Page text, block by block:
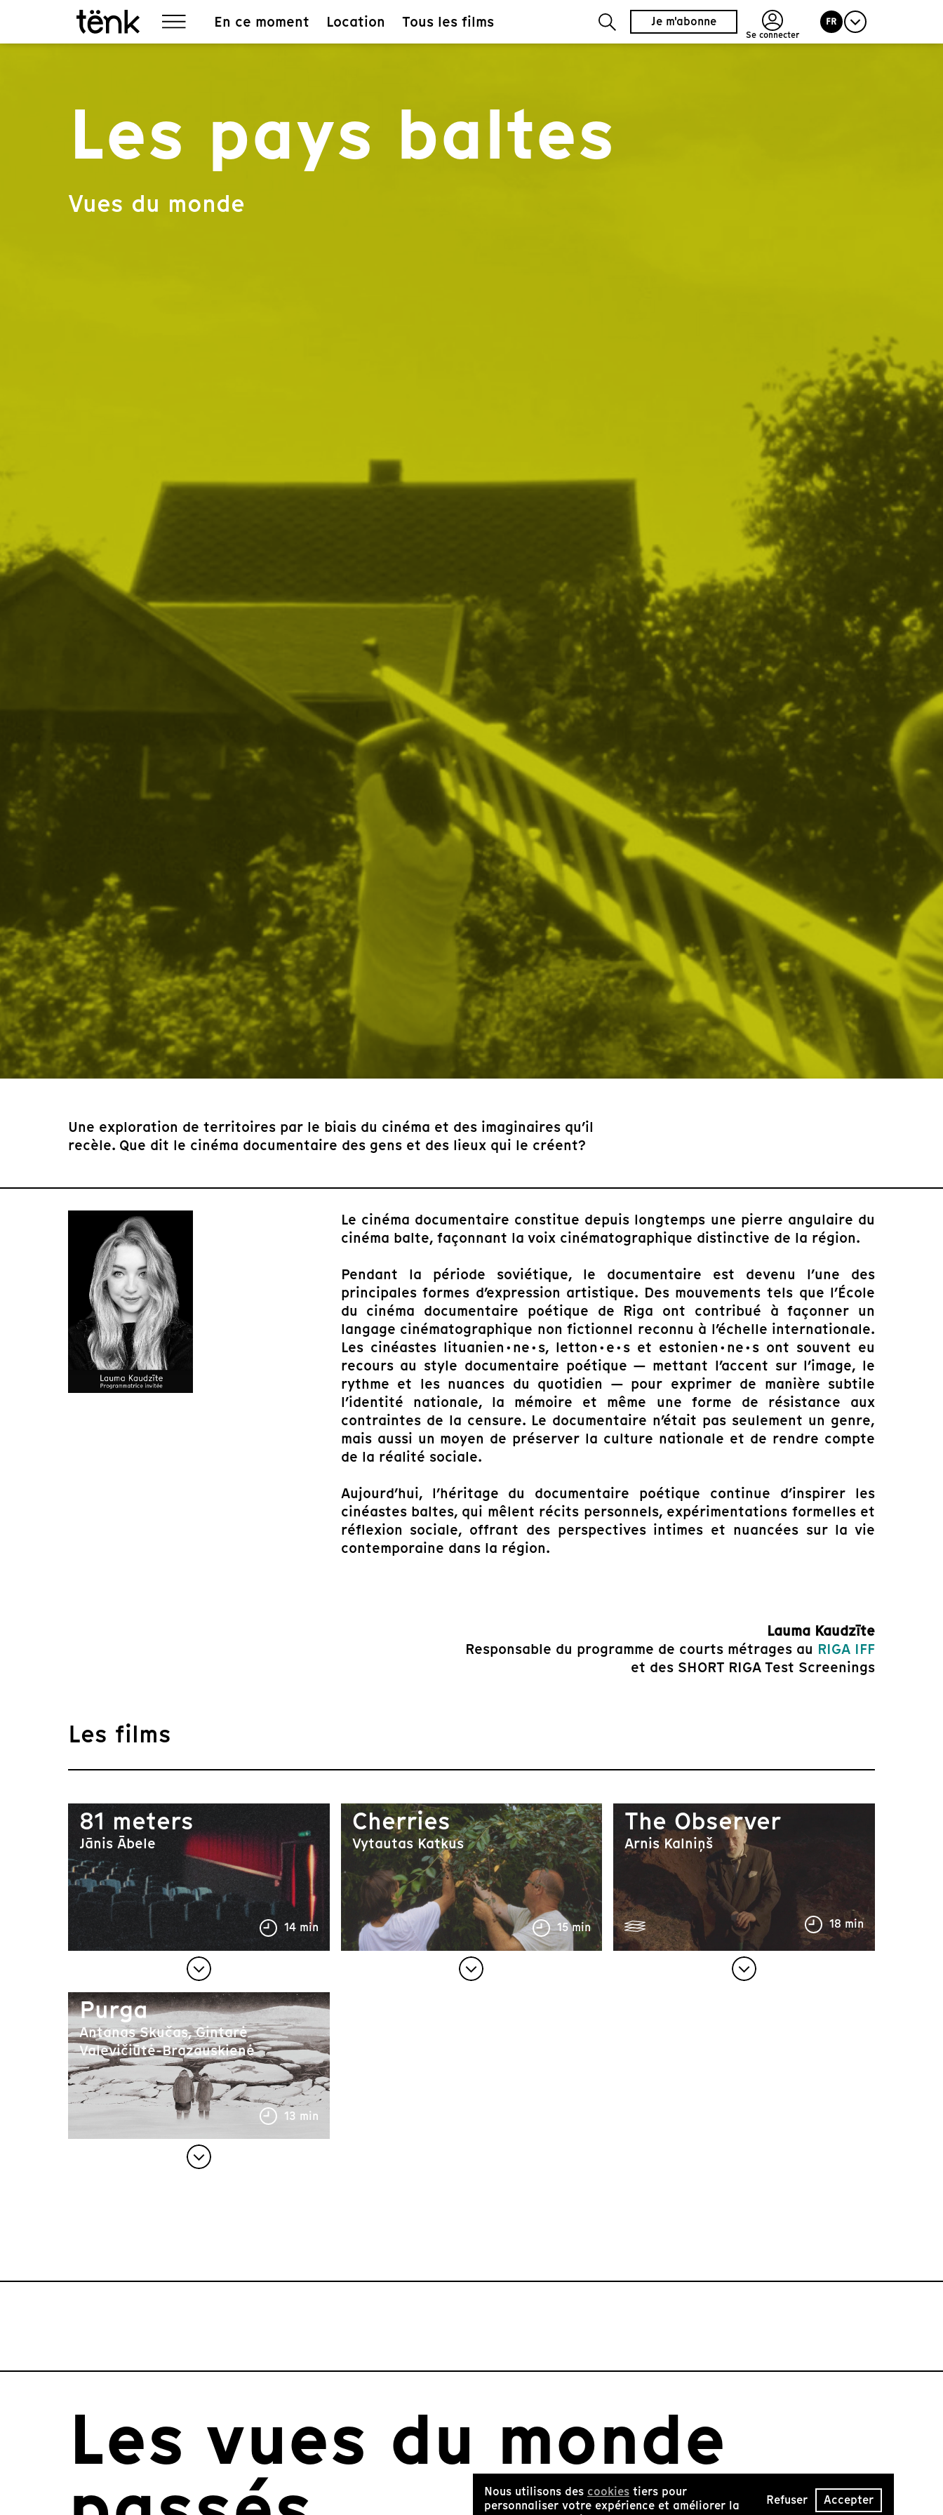
En ce moment Location Tous les films Je m'abonne
Se connecter
FR
Les pays baltes
Vues du monde
Une exploration de territoires par le biais du cinéma et des imaginaires qu’il
recèle. Que dit le cinéma documentaire des gens et des lieux qui le créent?
Le cinéma documentaire constitue depuis longtemps une pierre angulaire du
cinéma balte, façonnant la voix cinématographique distinctive de la région.
Pendant la période soviétique, le documentaire est devenu l’une des
principales formes d’expression artistique. Des mouvements tels que l’École
du cinéma documentaire poétique de Riga ont contribué à façonner un
langage cinématographique non fictionnel reconnu à l’échelle internationale.
Les cinéastes lituanien·ne·s, letton·e·s et estonien·ne·s ont souvent eu
recours au style documentaire poétique — mettant l’accent sur l’image, le
rythme et les nuances du quotidien — pour exprimer de manière subtile
l’identité nationale, la mémoire et même une forme de résistance aux
contraintes de la censure. Le documentaire n’était pas seulement un genre,
mais aussi un moyen de préserver la culture nationale et de rendre compte
de la réalité sociale.
Aujourd’hui, l’héritage du documentaire poétique continue d’inspirer les
cinéastes baltes, qui mêlent récits personnels, expérimentations formelles et
réflexion sociale, offrant des perspectives intimes et nuancées sur la vie
contemporaine dans la région.
Lauma Kaudzīte
Responsable du programme de courts métrages au RIGA IFF
et des SHORT RIGA Test Screenings
Les films
81 meters
Jānis Ābele
14 min
Cherries
Vytautas Katkus
15 min
The Observer
Arnis Kalniņš
18 min
Purga
Antanas Skučas, Gintarė
Valevičiūtė-Brazauskienė
13 min
Les vues du monde
Nous utilisons des cookies tiers pour
personnaliser votre expérience et améliorer la
Refuser Accepter